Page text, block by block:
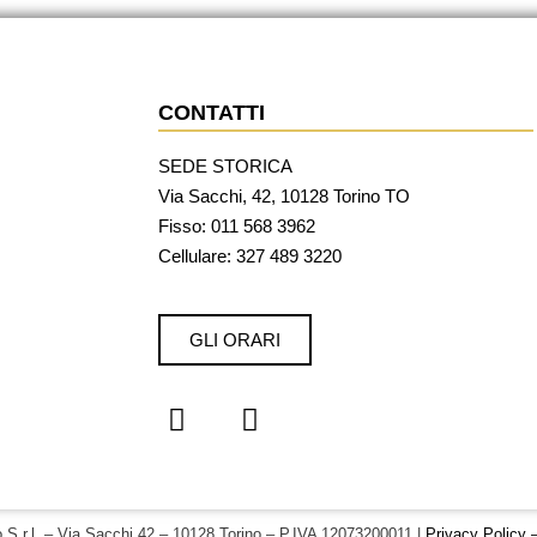
CONTATTI
SEDE STORICA
Via Sacchi, 42, 10128 Torino TO
Fisso: 011 568 3962
Cellulare: 327 489 3220
GLI ORARI